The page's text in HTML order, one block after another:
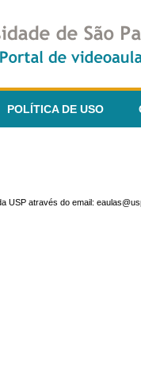
POLÍTICA DE USO
USP através do email: